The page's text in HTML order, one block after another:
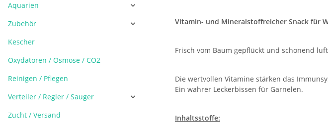
Vitamin- und Mineralstoffreicher Snack für
Frisch vom Baum gepflückt und schonend
Die wertvollen Vitamine stärken das
Ein wahrer Leckerbissen für Garnelen.
Inhaltsstoffe:
Aquarien
Zubehör
Kescher
Oxydatoren / Osmose / CO2
Reinigen / Pflegen
Verteiler / Regler / Sauger
Zucht / Versand